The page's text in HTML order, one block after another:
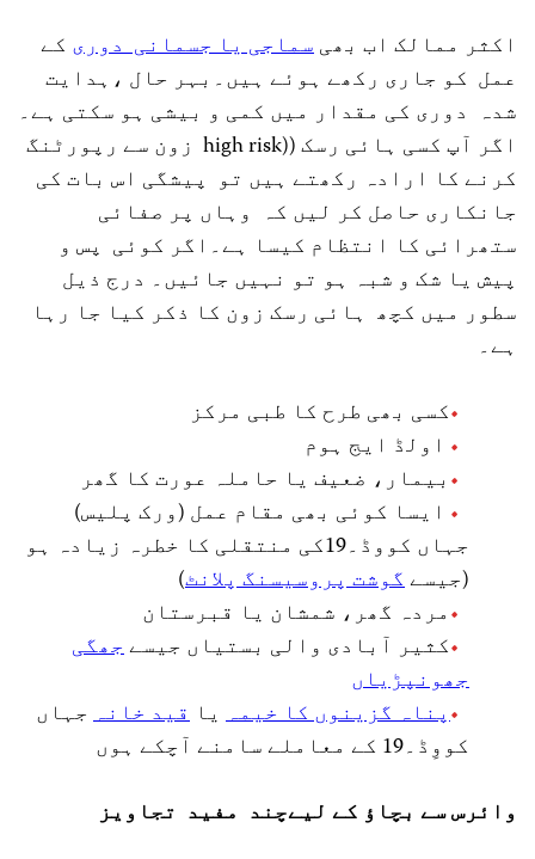
اکثر ممالک اب بھیسماجی یا جسمانی دوری کے
عمل کو جاری رکھے ہوئے ہیں۔بہر حال ،ہدایت
شدہ دوری کی مقدار میں کمی و بیشی ہو سکتی ہے۔
اگر آپ کسی ہائی رسک ((high risk زون سے رپورٹنگ
کرنے کا ارادہ رکھتے ہیں تو پیشگی اس بات کی
جانکاری حاصل کر لیں کہ وہاں پر صفائی
ستھرائی کا انتظام کیسا ہے۔اگر کوئی پس و
پیش یا شک و شبہ ہو تو نہیں جائیں۔ درج ذیل
سطور میں کچھ ہائی رسک زون کا ذکر کیا جا رہا
ہے۔
کسی بھی طرح کا طبی مرکز
اولڈ ایج ہوم
بیمار، ضعیف یا حاملہ عورت کا گھر
ایسا کوئی بھی مقام عمل (ورک پلیس)
جہاں کووڈ۔19کی منتقلی کا خطرہ زیادہ ہو
(جیسےگوشت پروسیسنگ پلانٹ)
مردہ گھر، شمشان یا قبرستان
کثیر آبادی والی بستیاں جیسےجھگی
جھونپڑیاں
پناہ گزینوں کا خیمہ یا قید خانہ جہاں
کووِڈ۔19 کے معاملے سامنے آچکے ہوں
وائرس سے بچاؤ کے لیےچند مفید تجاویز